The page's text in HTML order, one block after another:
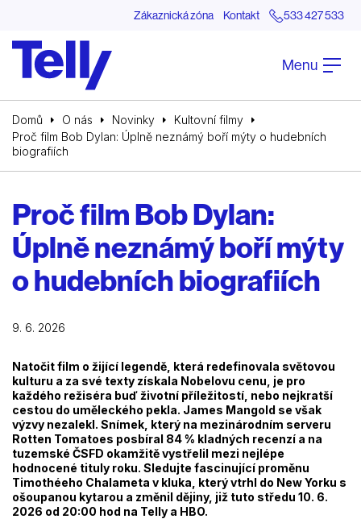
Zákaznická zóna Kontakt 533 427 533
Menu
Domů O nás Novinky
Kultovní filmy
Proč film Bob Dylan: Úplně neznámý boří mýty o hudebních
biografiích
Proč film Bob Dylan:
Úplně neznámý boří mýty
o hudebních biografiích
9. 6. 2026
Natočit film o žijící legendě, která redefinovala světovou
kulturu a za své texty získala Nobelovu cenu, je pro
každého režiséra buď životní příležitostí, nebo nejkratší
cestou do uměleckého pekla. James Mangold se však
výzvy nezalekl. Snímek, který na mezinárodním serveru
Rotten Tomatoes posbíral 84 % kladných recenzí a na
tuzemské ČSFD okamžitě vystřelil mezi nejlépe
hodnocené tituly roku. Sledujte fascinující proměnu
Timothéeho Chalameta v kluka, který vtrhl do New Yorku s
ošoupanou kytarou a změnil dějiny, již tuto středu 10. 6.
2026 od 20:00 hod na Telly a HBO.